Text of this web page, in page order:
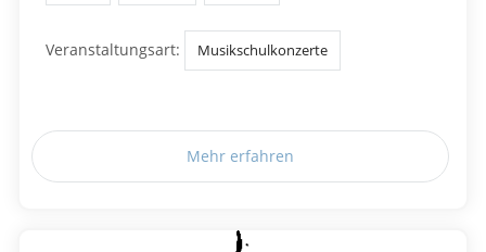
Veranstaltungsart: Musikschulkonzerte
Mehr erfahren